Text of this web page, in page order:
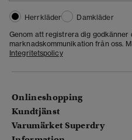
Herrkläder
Damkläder
Genom att registrera dig godkänner
marknadskommunikation från oss.
Integritetspolicy
Onlineshopping
Kundtjänst
Varumärket Superdry